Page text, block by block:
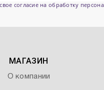
согласие на обработку
МАГАЗИН
О компании